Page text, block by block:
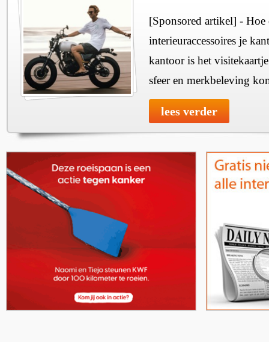
[Sponsored artikel] -
interieuraccessoires je
kantoor is het
sfeer en merkbeleving
lees verder